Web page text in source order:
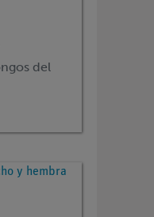
del